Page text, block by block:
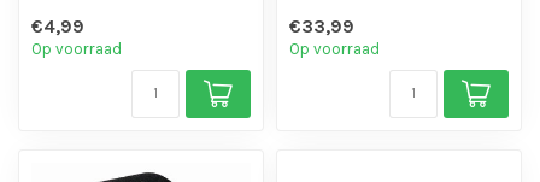
- Is eenvo...
€4,99
Op voorraad
- Vocht en Waterbest...
€33,99
Op voorraad